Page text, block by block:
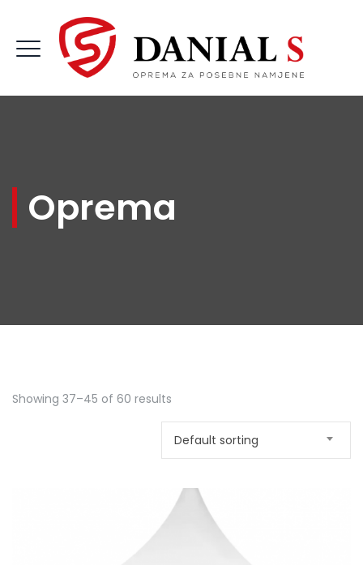
Oprema
Showing 37–45 of 60 results
Default sorting